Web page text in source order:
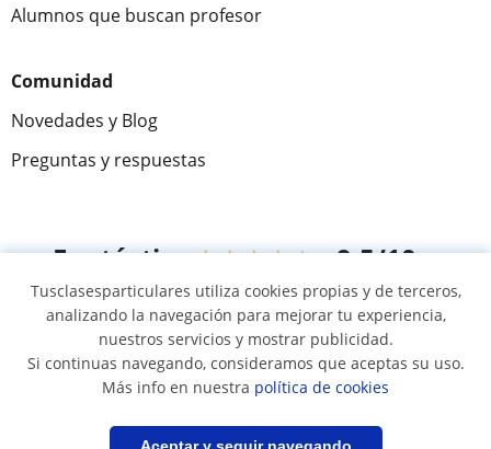
Alumnos que buscan profesor
Comunidad
Novedades y Blog
Preguntas y respuestas
Fantástica★★★★★ 9,5/10
305915 opiniones de alumnos
© 2007 - 2026 Tusclasesparticulares.com.ec
Mapa web:Profesores particulares
Tusclasesparticulares utiliza cookies propias y de terceros,
analizando la navegación para mejorar tu experiencia,
nuestros servicios y mostrar publicidad.
Si continuas navegando, consideramos que aceptas su uso.
Más info en nuestra política de cookies